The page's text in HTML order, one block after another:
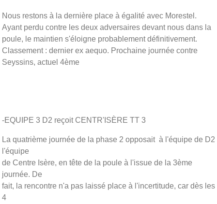
Nous restons à la dernière place à égalité avec Morestel.
Ayant perdu contre les deux adversaires devant nous dans la
poule, le maintien s'éloigne probablement définitivement.
Classement : dernier ex aequo. Prochaine journée contre
Seyssins, actuel 4ème
-EQUIPE 3 D2 reçoit CENTR'ISÈRE TT 3
La quatrième journée de la phase 2 opposait à l'équipe de D2
l'équipe
de Centre Isère, en tête de la poule à l'issue de la 3ème
journée. De
fait, la rencontre n'a pas laissé place à l'incertitude, car dès les
4